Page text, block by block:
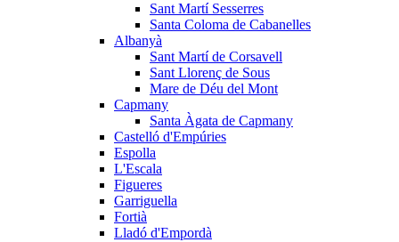
Sant Martí Sesserres
Santa Coloma de Cabanelles
Albanyà
Sant Martí de Corsavell
Sant Llorenç de Sous
Mare de Déu del Mont
Capmany
Santa Àgata de Capmany
Castelló d'Empúries
Espolla
L'Escala
Figueres
Garriguella
Fortià
Lladó d'Empordà